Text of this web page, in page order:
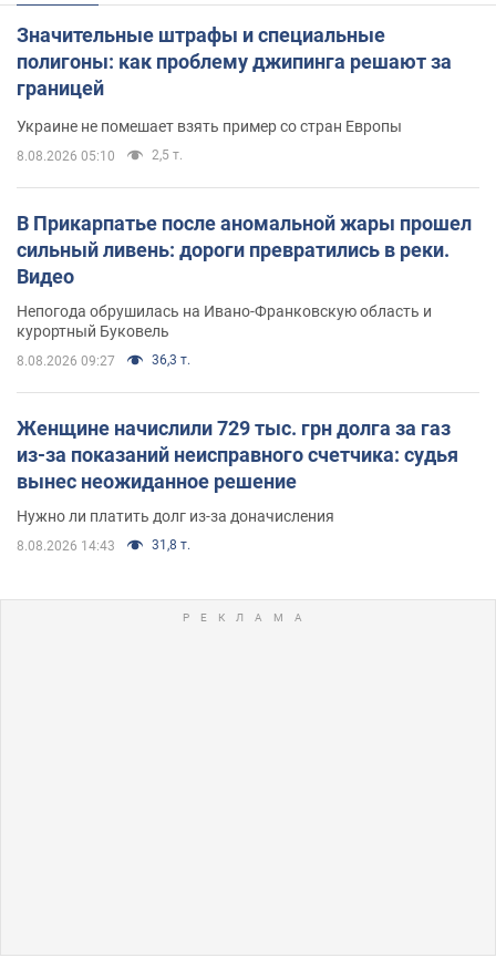
Значительные штрафы и специальные
полигоны: как проблему джипинга решают за
границей
Украине не помешает взять пример со стран Европы
8.08.2026 05:10 2,5 т.
В Прикарпатье после аномальной жары прошел
сильный ливень: дороги превратились в реки.
Видео
Непогода обрушилась на Ивано-Франковскую область и
курортный Буковель
8.08.2026 09:27 36,3 т.
Женщине начислили 729 тыс. грн долга за газ
из-за показаний неисправного счетчика: судья
вынес неожиданное решение
Нужно ли платить долг из-за доначисления
8.08.2026 14:43 31,8 т.